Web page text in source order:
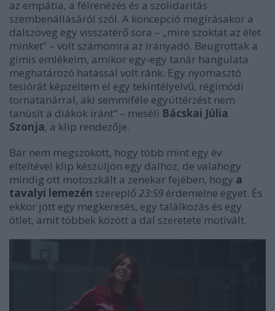
az empátia, a félrenézés és a szolidaritás
szembenállásáról szól. A koncepció megírásakor a
dalszöveg egy visszatérő sora – „mire szoktat az élet
minket” – volt számomra az irányadó. Beugrottak a
gimis emlékeim, amikor egy-egy tanár hangulata
meghatározó hatással volt ránk. Egy nyomasztó
tesiórát képzeltem el egy tekintélyelvű, régimódi
tornatanárral, aki semmiféle együttérzést nem
tanúsít a diákok iránt” – meséli Bácskai Júlia
Szonja, a klip rendezője.
Bár nem megszokott, hogy több mint egy év
elteltével klip készüljön egy dalhoz, de valahogy
mindig ott motoszkált a zenekar fejében, hogy a
tavalyi lemezén szereplő 23:59 érdemelne egyet. És
ekkor jött egy megkeresés, egy találkozás és egy
ötlet, amit többek között a dal szeretete motivált.